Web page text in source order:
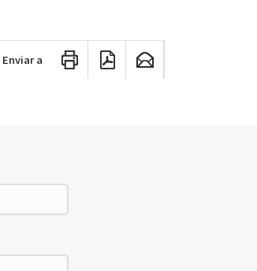
Enviar a